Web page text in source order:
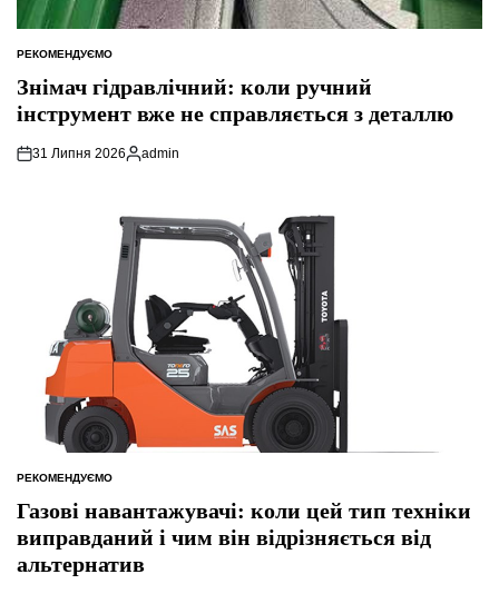
ОПУБЛІКУВАТИ
РЕКОМЕНДУЄМО
Знімач гідравлічний: коли ручний
інструмент вже не справляється з деталлю
31 Липня 2026
Опубліковано
admin
ОПУБЛІКУВАТИ
РЕКОМЕНДУЄМО
Газові навантажувачі: коли цей тип техніки
виправданий і чим він відрізняється від
альтернатив